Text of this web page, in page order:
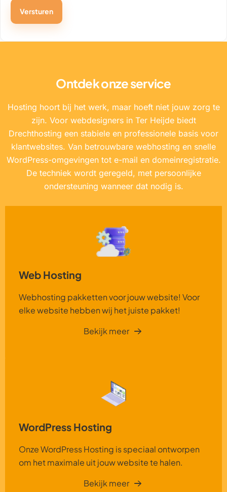
Ontdek onze service
Hosting hoort bij het werk, maar hoeft niet jouw zorg te
zijn. Voor webdesigners in Ter Heijde biedt
Drechthosting een stabiele en professionele basis voor
klantwebsites. Van betrouwbare webhosting en snelle
WordPress-omgevingen tot e-mail en domeinregistratie.
De techniek wordt geregeld, met persoonlijke
ondersteuning wanneer dat nodig is.
Web Hosting
Webhosting pakketten voor jouw website! Voor
elke website hebben wij het juiste pakket!
Bekijk meer
WordPress Hosting
Onze WordPress Hosting is speciaal ontworpen
om het maximale uit jouw website te halen.
Bekijk meer